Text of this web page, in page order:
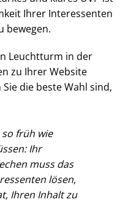
Ihrer Interessenten
bewegen.
Leuchtturm in der
zu Ihrer Website
die beste Wahl sind,
so früh wie
Ihr
muss das
lösen,
Ihren Inhalt zu